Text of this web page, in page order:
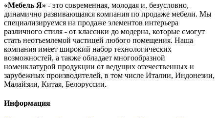
«Мебель Я» - это современная, молодая и, безусловно,
динамично развивающаяся компания по продаже мебели. Мы
специализируемся на продаже элементов интерьера
различного стиля - от классики до модерна, которые смогут
стать неотъемлемой частицей любого помещения. Наша
компания имеет широкий набор технологических
возможностей, а также обладает многообразной
номенклатурой продукции от ведущих отечественных и
зарубежных производителей, в том числе Италии, Индонезии,
Малайзии, Китая, Белоруссии.
Информация